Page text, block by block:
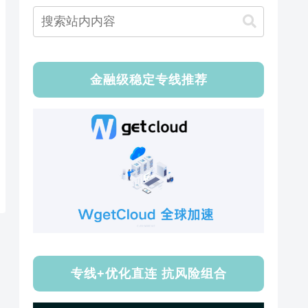
金融级稳定专线推荐
专线+优化直连 抗风险组合